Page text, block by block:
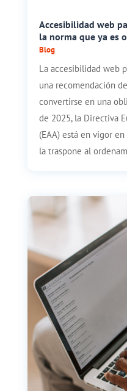
Accesibilidad web
la norma que ya es
Blog
La accesibilidad web
una recomendación
convertirse en una
de 2025, la Directiva
(EAA) está en vigor
la traspone al